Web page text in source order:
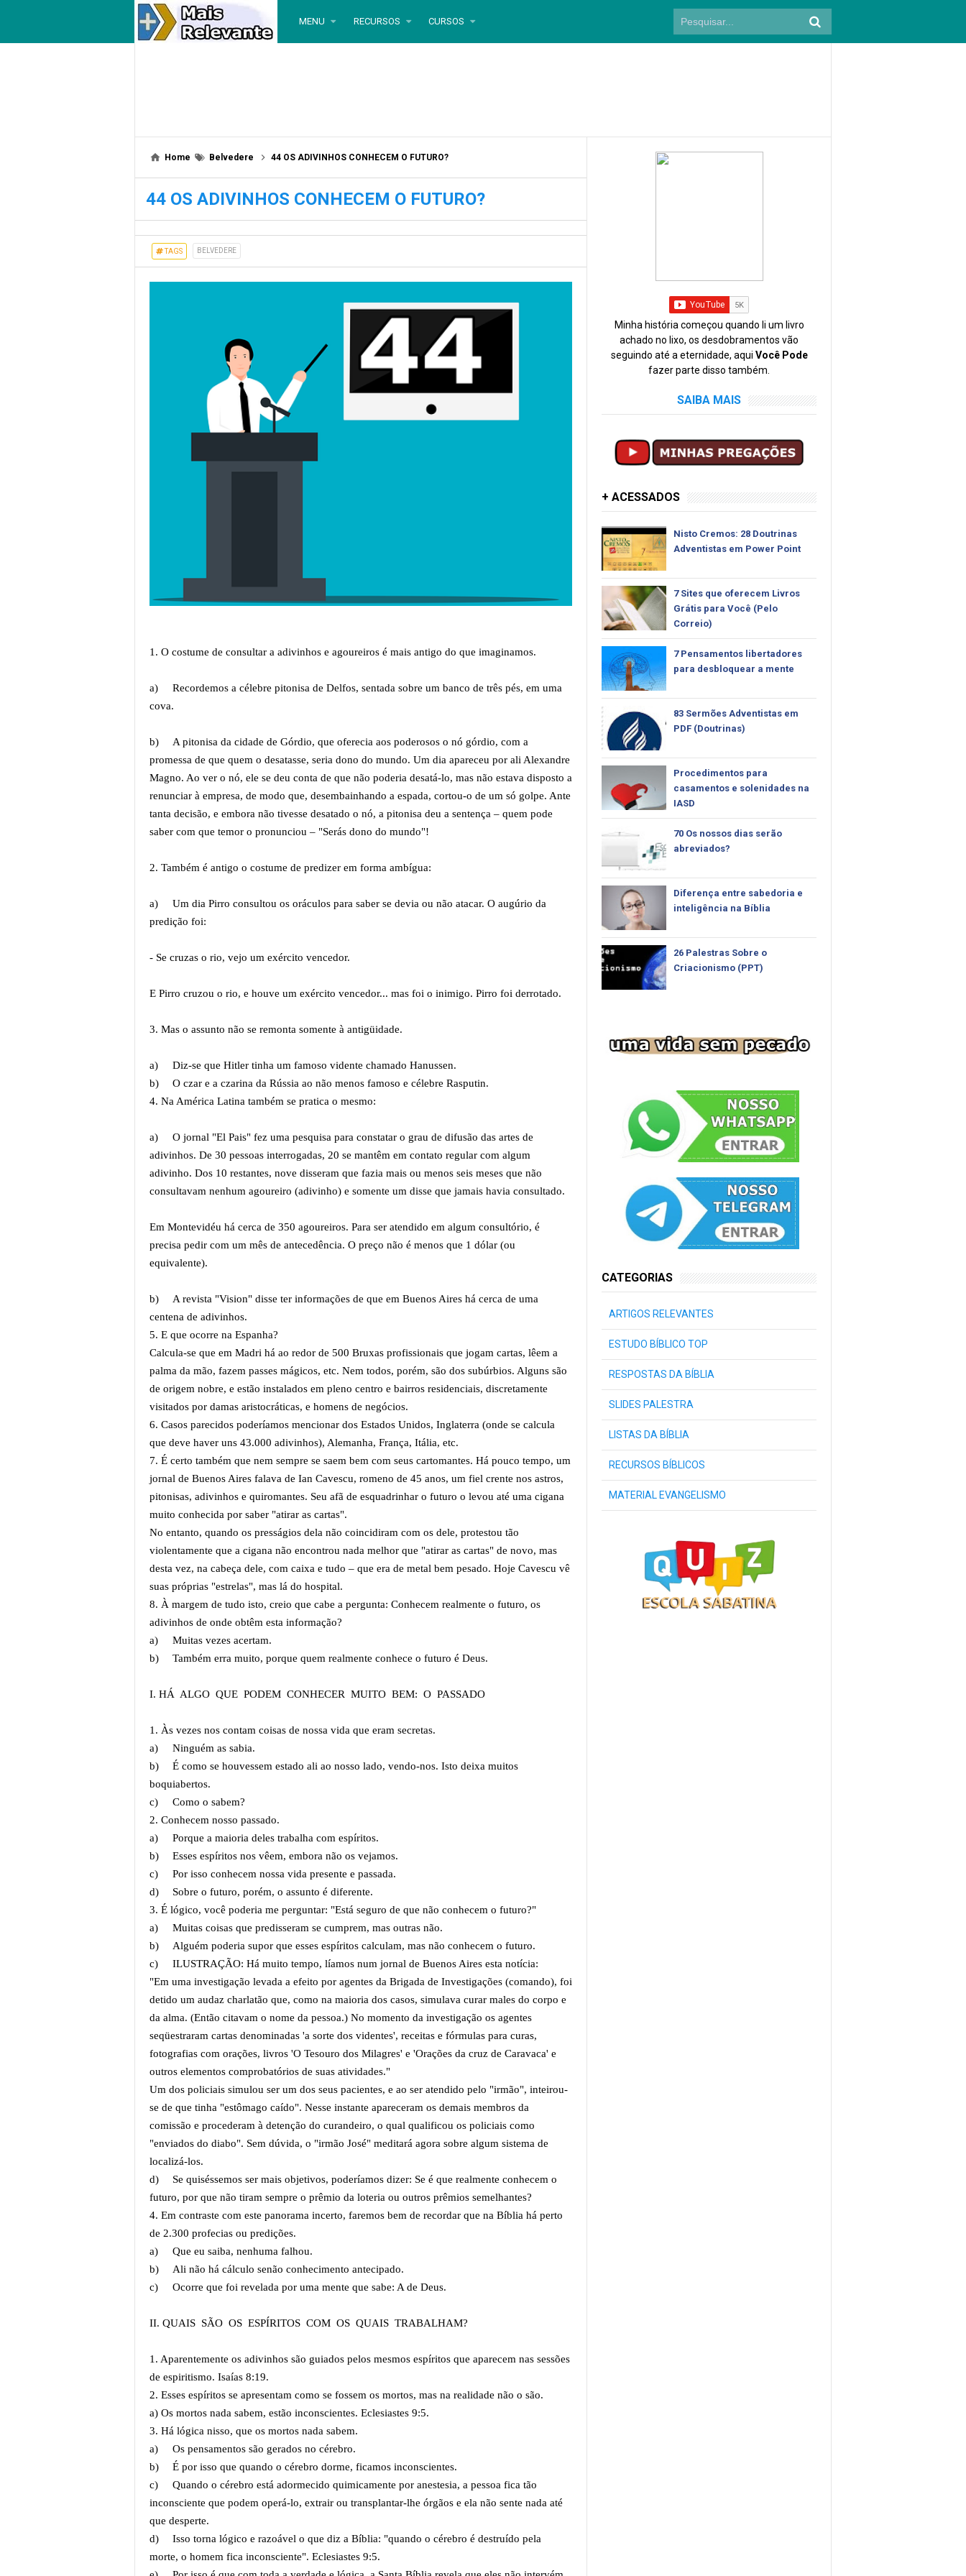
MENU RECURSOS CURSOS
Home Belvedere 44 OS ADIVINHOS CONHECEM O FUTURO?
44 OS ADIVINHOS CONHECEM O FUTURO?
TAGS BELVEDERE
1. O costume de consultar a adivinhos e agoureiros é mais antigo do que imaginamos.
a)
Recordemos a célebre pitonisa de Delfos, sentada sobre um banco de três pés, em uma
cova.
b)
A pitonisa da cidade de Górdio, que oferecia aos poderosos o nó górdio, com a
promessa de que quem o desatasse, seria dono do mundo. Um dia apareceu por ali Alexandre
Magno. Ao ver o nó, ele se deu conta de que não poderia desatá-lo, mas não estava disposto a
renunciar à empresa, de modo que, desembainhando a espada, cortou-o de um só golpe. Ante
tanta decisão, e embora não tivesse desatado o nó, a pitonisa deu a sentença – quem pode
saber com que temor o pronunciou – "Serás dono do mundo"!
2. Também é antigo o costume de predizer em forma ambígua:
a)
Um dia Pirro consultou os oráculos para saber se devia ou não atacar. O augúrio da
predição foi:
- Se cruzas o rio, vejo um exército vencedor.
E Pirro cruzou o rio, e houve um exército vencedor... mas foi o inimigo. Pirro foi derrotado.
3. Mas o assunto não se remonta somente à antigüidade.
a)
Diz-se que Hitler tinha um famoso vidente chamado Hanussen.
b)
O czar e a czarina da Rússia ao não menos famoso e célebre Rasputin.
4. Na América Latina também se pratica o mesmo:
a)
O jornal "El Pais" fez uma pesquisa para constatar o grau de difusão das artes de
adivinhos. De 30 pessoas interrogadas, 20 se mantêm em contato regular com algum
adivinho. Dos 10 restantes, nove disseram que fazia mais ou menos seis meses que não
consultavam nenhum agoureiro (adivinho) e somente um disse que jamais havia consultado.
Em Montevidéu há cerca de 350 agoureiros. Para ser atendido em algum consultório, é
precisa pedir com um mês de antecedência. O preço não é menos que 1 dólar (ou
equivalente).
b)
A revista "Vision" disse ter informações de que em Buenos Aires há cerca de uma
centena de adivinhos.
5. E que ocorre na Espanha?
Calcula-se que em Madri há ao redor de 500 Bruxas profissionais que jogam cartas, lêem a
palma da mão, fazem passes mágicos, etc. Nem todos, porém, são dos subúrbios. Alguns são
de origem nobre, e estão instalados em pleno centro e bairros residenciais, discretamente
visitados por damas aristocráticas, e homens de negócios.
6. Casos parecidos poderíamos mencionar dos Estados Unidos, Inglaterra (onde se calcula
que deve haver uns 43.000 adivinhos), Alemanha, França, Itália, etc.
7. É certo também que nem sempre se saem bem com seus cartomantes. Há pouco tempo, um
jornal de Buenos Aires falava de Ian Cavescu, romeno de 45 anos, um fiel crente nos astros,
pitonisas, adivinhos e quiromantes. Seu afã de esquadrinhar o futuro o levou até uma cigana
muito conhecida por saber "atirar as cartas".
No entanto, quando os presságios dela não coincidiram com os dele, protestou tão
violentamente que a cigana não encontrou nada melhor que "atirar as cartas" de novo, mas
desta vez, na cabeça dele, com caixa e tudo – que era de metal bem pesado. Hoje Cavescu vê
suas próprias "estrelas", mas lá do hospital.
8. À margem de tudo isto, creio que cabe a pergunta: Conhecem realmente o futuro, os
adivinhos de onde obtêm esta informação?
a)
Muitas vezes acertam.
b)
Também erra muito, porque quem realmente conhece o futuro é Deus.
I. HÁ ALGO QUE PODEM CONHECER MUITO BEM: O PASSADO
1. Às vezes nos contam coisas de nossa vida que eram secretas.
a)
Ninguém as sabia.
b)
É como se houvessem estado ali ao nosso lado, vendo-nos. Isto deixa muitos
boquiabertos.
c)
Como o sabem?
2. Conhecem nosso passado.
a)
Porque a maioria deles trabalha com espíritos.
b)
Esses espíritos nos vêem, embora não os vejamos.
c)
Por isso conhecem nossa vida presente e passada.
d)
Sobre o futuro, porém, o assunto é diferente.
3. É lógico, você poderia me perguntar: "Está seguro de que não conhecem o futuro?"
a)
Muitas coisas que predisseram se cumprem, mas outras não.
b)
Alguém poderia supor que esses espíritos calculam, mas não conhecem o futuro.
c)
ILUSTRAÇÃO: Há muito tempo, líamos num jornal de Buenos Aires esta notícia:
"Em uma investigação levada a efeito por agentes da Brigada de Investigações (comando), foi
detido um audaz charlatão que, como na maioria dos casos, simulava curar males do corpo e
da alma. (Então citavam o nome da pessoa.) No momento da investigação os agentes
seqüestraram cartas denominadas 'a sorte dos videntes', receitas e fórmulas para curas,
fotografias com orações, livros 'O Tesouro dos Milagres' e 'Orações da cruz de Caravaca' e
outros elementos comprobatórios de suas atividades."
Um dos policiais simulou ser um dos seus pacientes, e ao ser atendido pelo "irmão", inteirou-
se de que tinha "estômago caído". Nesse instante apareceram os demais membros da
comissão e procederam à detenção do curandeiro, o qual qualificou os policiais como
"enviados do diabo". Sem dúvida, o "irmão José" meditará agora sobre algum sistema de
localizá-los.
d)
Se quiséssemos ser mais objetivos, poderíamos dizer: Se é que realmente conhecem o
futuro, por que não tiram sempre o prêmio da loteria ou outros prêmios semelhantes?
4. Em contraste com este panorama incerto, faremos bem de recordar que na Bíblia há perto
de 2.300 profecias ou predições.
a)
Que eu saiba, nenhuma falhou.
b)
Ali não há cálculo senão conhecimento antecipado.
c)
Ocorre que foi revelada por uma mente que sabe: A de Deus.
II. QUAIS SÃO OS ESPÍRITOS COM OS QUAIS TRABALHAM?
1. Aparentemente os adivinhos são guiados pelos mesmos espíritos que aparecem nas sessões
de espiritismo. Isaías 8:19.
2. Esses espíritos se apresentam como se fossem os mortos, mas na realidade não o são.
a) Os mortos nada sabem, estão inconscientes. Eclesiastes 9:5.
3. Há lógica nisso, que os mortos nada sabem.
a)
Os pensamentos são gerados no cérebro.
b)
É por isso que quando o cérebro dorme, ficamos inconscientes.
c)
Quando o cérebro está adormecido quimicamente por anestesia, a pessoa fica tão
inconsciente que podem operá-lo, extrair ou transplantar-lhe órgãos e ela não sente nada até
que desperte.
d)
Isso torna lógico e razoável o que diz a Bíblia: "quando o cérebro é destruído pela
morte, o homem fica inconsciente". Eclesiastes 9:5.
Minha história começou quando li um livro
achado no lixo, os desdobramentos vão
seguindo até a eternidade, aqui Você Pode
fazer parte disso também.
SAIBA MAIS
+ ACESSADOS
Nisto Cremos: 28 Doutrinas
Adventistas em Power Point
7 Sites que oferecem Livros
Grátis para Você (Pelo
Correio)
7 Pensamentos libertadores
para desbloquear a mente
83 Sermões Adventistas em
PDF (Doutrinas)
Procedimentos para
casamentos e solenidades na
IASD
70 Os nossos dias serão
abreviados?
Diferença entre sabedoria e
inteligência na Bíblia
26 Palestras Sobre o
Criacionismo (PPT)
CATEGORIAS
ARTIGOS RELEVANTES
ESTUDO BÍBLICO TOP
RESPOSTAS DA BÍBLIA
SLIDES PALESTRA
LISTAS DA BÍBLIA
RECURSOS BÍBLICOS
MATERIAL EVANGELISMO